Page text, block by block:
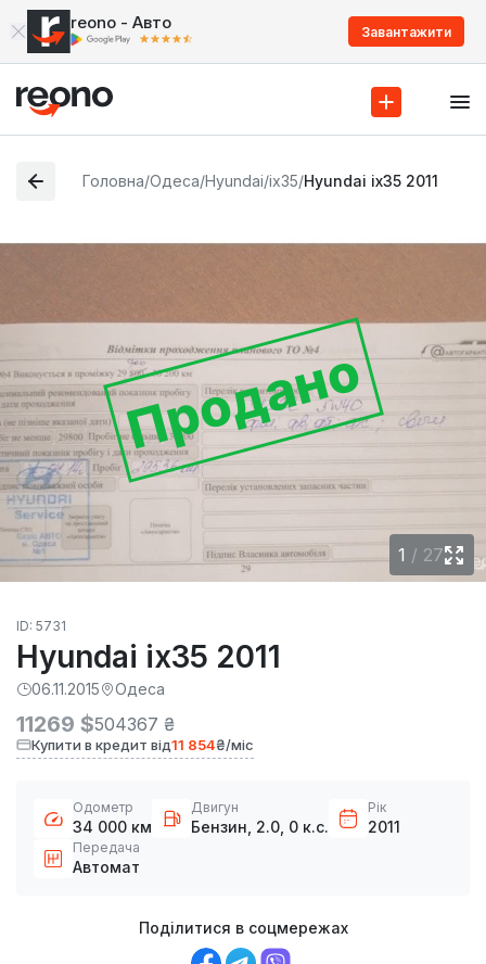
reono - Авто Завантажити
Головна/Одеса/Hyundai/ix35/Hyundai ix35 2011
Продано
1 / 27
ID: 5731
Hyundai ix35 2011
06.11.2015 Одеса
11269 $504367 ₴
Купити в кредит від11 854₴/міс
Одометр
34 000 км
Двигун
Бензин, 2.0, 0 к.с.
Рік
2011
Передача
Автомат
Поділитися в соцмережах